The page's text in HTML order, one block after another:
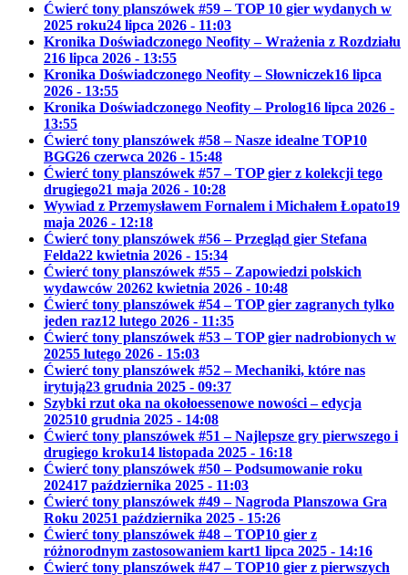
Ćwierć tony planszówek #59 – TOP 10 gier wydanych w
2025 roku24 lipca 2026 - 11:03
Kronika Doświadczonego Neofity – Wrażenia z Rozdziału
216 lipca 2026 - 13:55
Kronika Doświadczonego Neofity – Słowniczek16 lipca
2026 - 13:55
Kronika Doświadczonego Neofity – Prolog16 lipca 2026 -
13:55
Ćwierć tony planszówek #58 – Nasze idealne TOP10
BGG26 czerwca 2026 - 15:48
Ćwierć tony planszówek #57 – TOP gier z kolekcji tego
drugiego21 maja 2026 - 10:28
Wywiad z Przemysławem Fornalem i Michałem Łopato19
maja 2026 - 12:18
Ćwierć tony planszówek #56 – Przegląd gier Stefana
Felda22 kwietnia 2026 - 15:34
Ćwierć tony planszówek #55 – Zapowiedzi polskich
wydawców 20262 kwietnia 2026 - 10:48
Ćwierć tony planszówek #54 – TOP gier zagranych tylko
jeden raz12 lutego 2026 - 11:35
Ćwierć tony planszówek #53 – TOP gier nadrobionych w
20255 lutego 2026 - 15:03
Ćwierć tony planszówek #52 – Mechaniki, które nas
irytują23 grudnia 2025 - 09:37
Szybki rzut oka na okołoessenowe nowości – edycja
202510 grudnia 2025 - 14:08
Ćwierć tony planszówek #51 – Najlepsze gry pierwszego i
drugiego kroku14 listopada 2025 - 16:18
Ćwierć tony planszówek #50 – Podsumowanie roku
202417 października 2025 - 11:03
Ćwierć tony planszówek #49 – Nagroda Planszowa Gra
Roku 20251 października 2025 - 15:26
Ćwierć tony planszówek #48 – TOP10 gier z
różnorodnym zastosowaniem kart1 lipca 2025 - 14:16
Ćwierć tony planszówek #47 – TOP10 gier z pierwszych